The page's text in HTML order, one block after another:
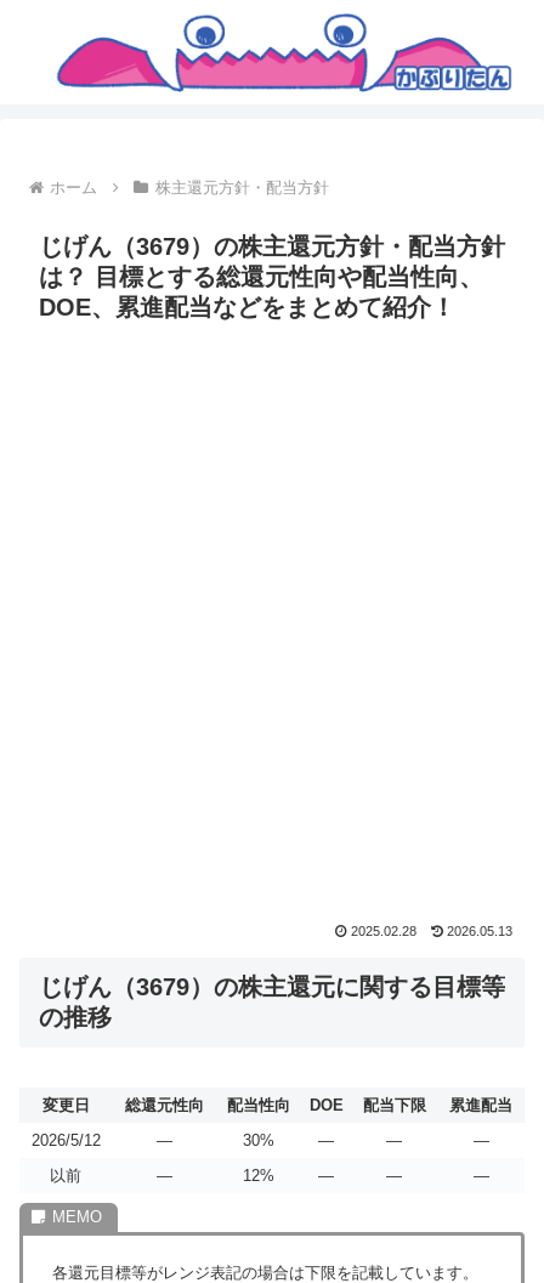
ホーム 株主還元方針・配当方針
じげん（3679）の株主還元方針・配当方針
は？ 目標とする総還元性向や配当性向、
DOE、累進配当などをまとめて紹介！
2025.02.28 2026.05.13
じげん（3679）の株主還元に関する目標等
の推移
変更日 総還元性向 配当性向 DOE 配当下限
累進配当
2026/5/12
― 30% ― ―
―
以前
― 12% ― ― ―
各還元目標等がレンジ表記の場合は下限を記載しています。